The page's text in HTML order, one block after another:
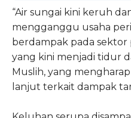
“Air sungai kini keruh
mengganggu usaha
berdampak pada sektor
yang kini menjadi tidur
Muslih, yang
lanjut terkait dampak